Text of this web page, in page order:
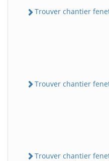
Trouver chantier
Trouver chantier
Trouver chantier